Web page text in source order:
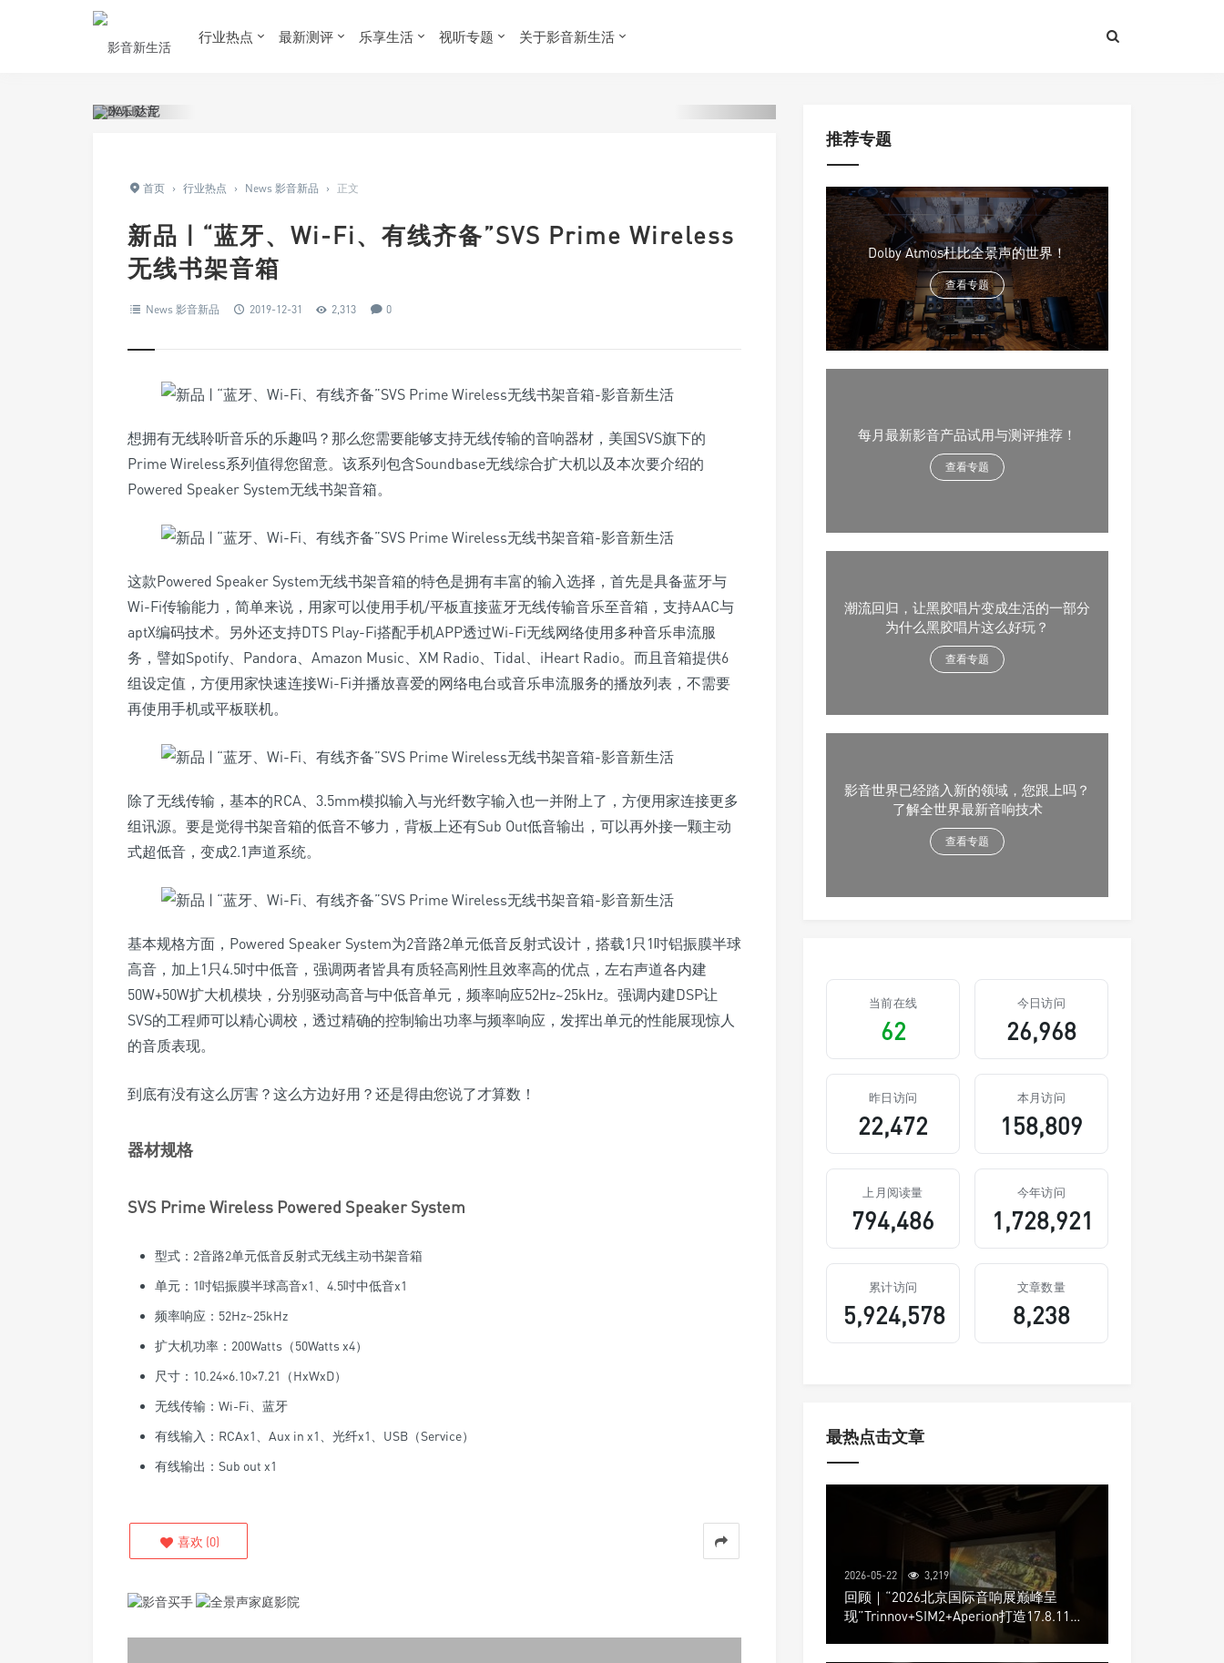
行业热点 最新测评 乐享生活 视听专题 关于影音新生活
首页 › 行业热点 › News 影音新品 › 正文
新品 | “蓝牙、Wi-Fi、有线齐备”SVS Prime Wireless
无线书架音箱
News 影音新品 2019-12-31 2,313 0
想拥有无线聆听音乐的乐趣吗？那么您需要能够支持无线传输的音响器材，美国SVS旗下的
Prime Wireless系列值得您留意。该系列包含Soundbase无线综合扩大机以及本次要介绍的
Powered Speaker System无线书架音箱。
这款Powered Speaker System无线书架音箱的特色是拥有丰富的输入选择，首先是具备蓝牙与
Wi-Fi传输能力，简单来说，用家可以使用手机/平板直接蓝牙无线传输音乐至音箱，支持AAC与
aptX编码技术。另外还支持DTS Play-Fi搭配手机APP透过Wi-Fi无线网络使用多种音乐串流服
务，譬如Spotify、Pandora、Amazon Music、XM Radio、Tidal、iHeart Radio。而且音箱提供6
组设定值，方便用家快速连接Wi-Fi并播放喜爱的网络电台或音乐串流服务的播放列表，不需要
再使用手机或平板联机。
除了无线传输，基本的RCA、3.5mm模拟输入与光纤数字输入也一并附上了，方便用家连接更多
组讯源。要是觉得书架音箱的低音不够力，背板上还有Sub Out低音输出，可以再外接一颗主动
式超低音，变成2.1声道系统。
基本规格方面，Powered Speaker System为2音路2单元低音反射式设计，搭载1只1吋铝振膜半球
高音，加上1只4.5吋中低音，强调两者皆具有质轻高刚性且效率高的优点，左右声道各内建
50W+50W扩大机模块，分别驱动高音与中低音单元，频率响应52Hz~25kHz。强调内建DSP让
SVS的工程师可以精心调校，透过精确的控制输出功率与频率响应，发挥出单元的性能展现惊人
的音质表现。
到底有没有这么厉害？这么方边好用？还是得由您说了才算数！
器材规格
SVS Prime Wireless Powered Speaker System
型式：2音路2单元低音反射式无线主动书架音箱
单元：1吋铝振膜半球高音x1、4.5吋中低音x1
频率响应：52Hz~25kHz
扩大机功率：200Watts（50Watts x4）
尺寸：10.24×6.10×7.21（HxWxD）
无线传输：Wi-Fi、蓝牙
有线输入：RCAx1、Aux in x1、光纤x1、USB（Service）
有线输出：Sub out x1
喜欢 (0)
推荐专题
Dolby Atmos杜比全景声的世界！
查看专题
每月最新影音产品试用与测评推荐！
查看专题
潮流回归，让黑胶唱片变成生活的一部分
为什么黑胶唱片这么好玩？
查看专题
影音世界已经踏入新的领域，您跟上吗？
了解全世界最新音响技术
查看专题
当前在线
62
今日访问
26,968
昨日访问
22,472
本月访问
158,809
上月阅读量
794,486
今年访问
1,728,921
累计访问
5,924,578
文章数量
8,238
最热点击文章
2026-05-22 3,219
回顾｜“2026北京国际音响展巅峰呈
现”Trinnov+SIM2+Aperion打造17.8.11声